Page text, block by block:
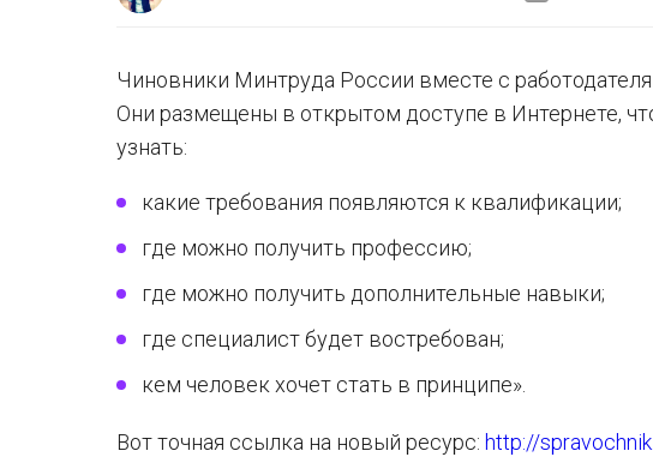
Чиновники Минтруда России вместе с
Они размещены в открытом доступе в Интернете,
узнать:
какие требования появляются к квалификации;
где можно получить профессию;
где можно получить дополнительные навыки;
где специалист будет востребован;
кем человек хочет стать в принципе».
Вот точная ссылка на новый ресурс: http://